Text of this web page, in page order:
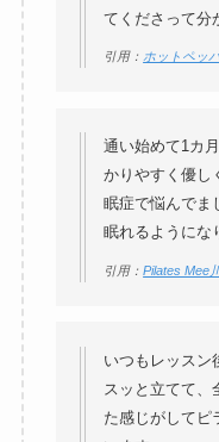
てくださって分
引用： ホットペッ
通い始めて1カ
かりやすく優し
眠症で悩んでま
眠れるようにな
引用：Pilates Mee
いつもレッスン
スッと立てて、
た感じがしてピ